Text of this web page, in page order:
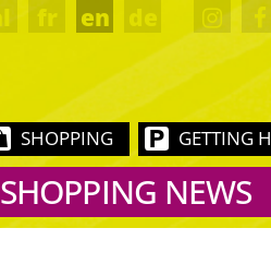
fr en de
SHOPPING GETTING
SHOPPING NEWS